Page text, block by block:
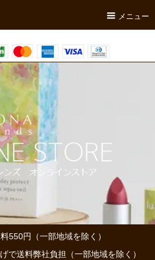
メニュー
550円（一部地域を除く）
で送料弊社負担（一部地域を除く）